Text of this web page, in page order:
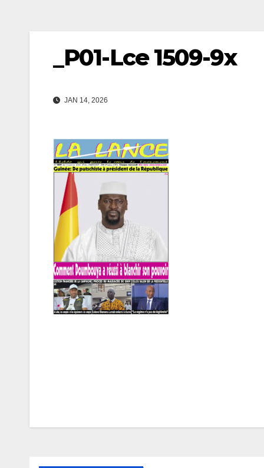
_P01-Lce 1509-9x
JAN 14, 2026
l’article